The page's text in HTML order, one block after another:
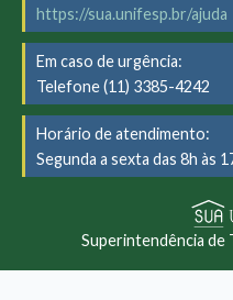
https://sua.unifesp.br/ajuda
Em caso de urgência:
Telefone (11) 3385-4242
Horário de atendimento:
Segunda a sexta das 8h às
Superintendência de